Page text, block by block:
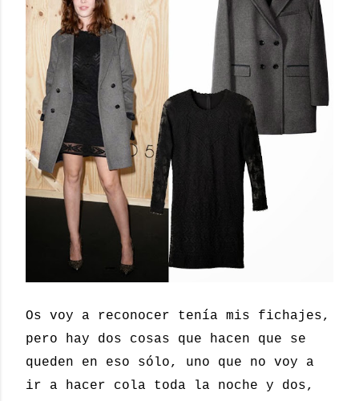
Os voy a reconocer tenía mis fichajes,
pero hay dos cosas que hacen que se
queden en eso sólo, uno que no voy a
ir a hacer cola toda la noche y dos,